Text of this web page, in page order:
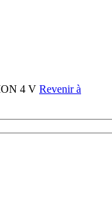
4 V Revenir à